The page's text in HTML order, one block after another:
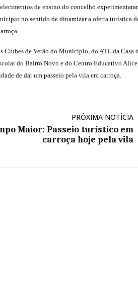
de ensino do concelho
no sentido de dinamizar a oferta turística
Clubes de Verão do Município, do ATL da Casa
do Bairro Novo e do Centro Educativo Alice
de dar um passeio pela vila em carroça.
PRÓXIMA NOTÍCIA
Maior: Passeio turístico em
carroça hoje pela vila